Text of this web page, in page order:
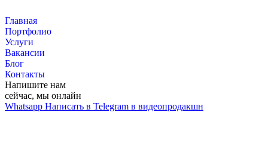
к
контенту
Главная
Портфолио
Услуги
Вакансии
Блог
Контакты
Напишите нам
сейчас, мы онлайн
Whatsapp Написать в Telegram в видеопродакшн